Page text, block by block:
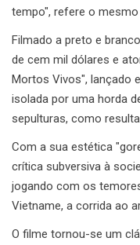
tempo", refere o
Filmado a preto e
de cem mil dólares e
Mortos Vivos", lançado
isolada por uma horda
sepulturas, como
Com a sua estética
crítica subversiva à
jogando com os
Vietname, a corrida ao
O filme tornou-se um